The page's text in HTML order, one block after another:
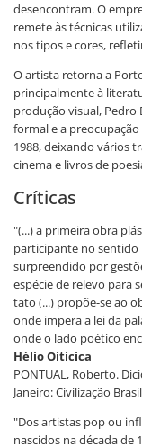
desencontram. O
remete às técnicas
nos tipos e cores,
O artista retorna a
principalmente à
produção visual, Pedro
formal e a
1988, deixando vários
cinema e livros de
Críticas
"(...) a primeira obra
participante no sentido
surpreendido por
espécie de relevo para
tato (...) propõe-se ao
onde impera a lei da
onde o lado poético
Hélio Oiticica
PONTUAL, Roberto.
Janeiro: Civilização
"Dos artistas pop ou
nascidos na década de